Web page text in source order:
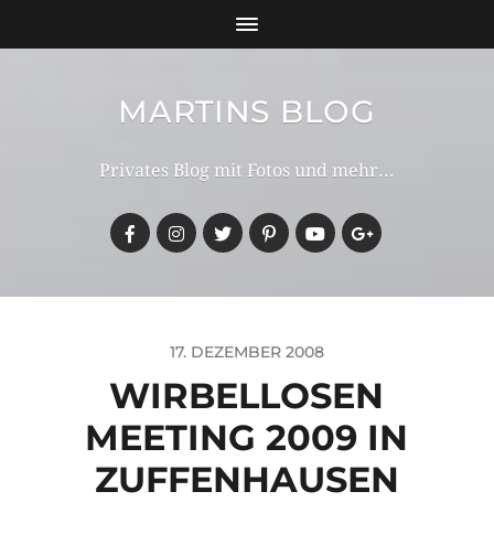
MARTINS BLOG
Privates Blog mit Fotos und mehr...
17. DEZEMBER 2008
WIRBELLOSEN
MEETING 2009 IN
ZUFFENHAUSEN